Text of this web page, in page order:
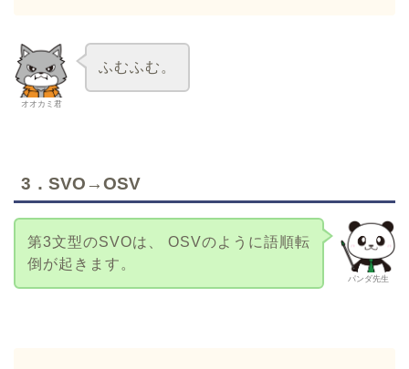
オオカミ君
ふむふむ。
3．SVO→OSV
パンダ先生
第3文型のSVOは、 OSVのように語順転
倒が起きます。